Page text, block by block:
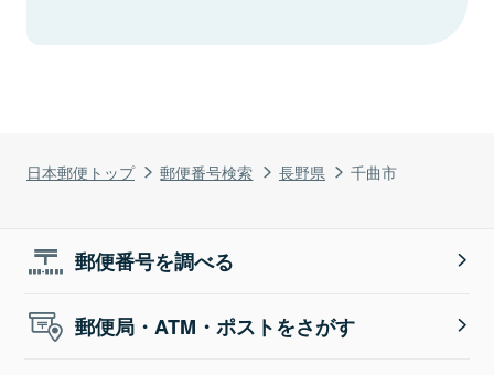
日本郵便トップ 郵便番号検索 長野県 千曲市
郵便番号を調べる
郵便局・ATM・ポストをさがす